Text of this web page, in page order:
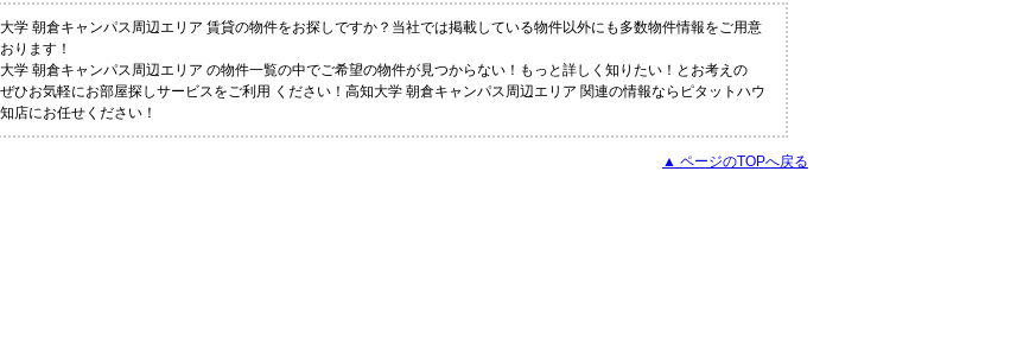
学 朝倉キャンパス周辺エリア 賃貸の物件をお探しですか？当社では掲載している物件以外にも多数物件情報をご用意
ります！
学 朝倉キャンパス周辺エリア の物件一覧の中でご希望の物件が見つからない！もっと詳しく知りたい！とお考えの
ひお気軽にお部屋探しサービスをご利用 ください！高知大学 朝倉キャンパス周辺エリア 関連の情報ならピタットハウ
店にお任せください！
▲ ページのTOPへ戻る